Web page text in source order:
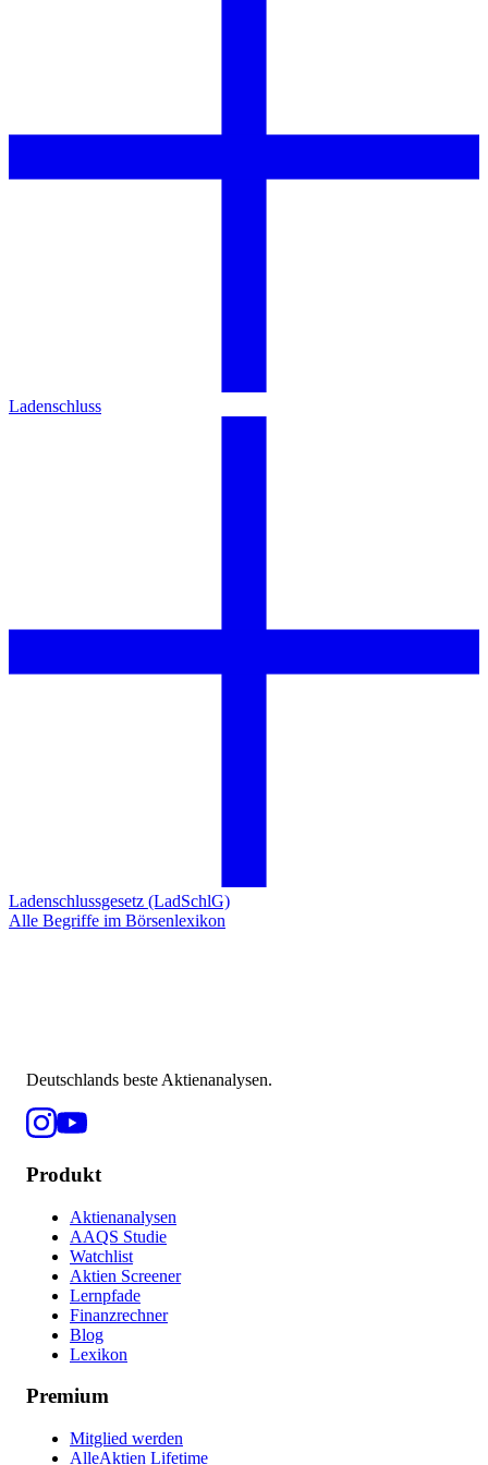
Ladenschluss
Ladenschlussgesetz (LadSchlG)
Alle Begriffe im Börsenlexikon
Deutschlands beste Aktienanalysen.
Produkt
Aktienanalysen
AAQS Studie
Watchlist
Aktien Screener
Lernpfade
Finanzrechner
Blog
Lexikon
Premium
Mitglied werden
AlleAktien Lifetime